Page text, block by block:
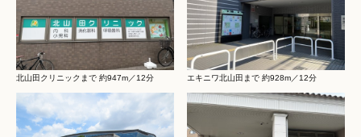
北山田クリニックまで 約947m／12分 エキニワ北山田まで 約928m／12分